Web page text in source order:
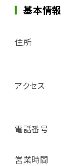
基本情報
住所
アクセス
電話番号
営業時間